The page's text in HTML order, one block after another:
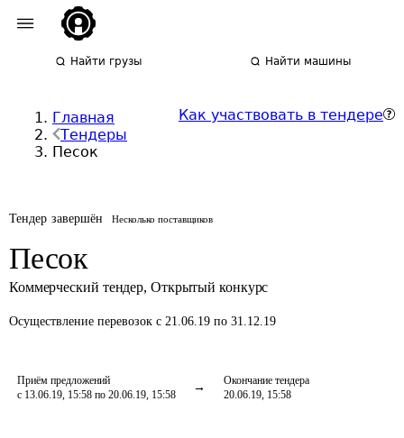
Найти грузы Найти машины
Главная
Тендеры
Песок
Как участвовать в тендере
Тендер завершён Несколько поставщиков
Песок
Коммерческий тендер, Открытый конкурс
Осуществление перевозок с 21.06.19 по 31.12.19
Приём предложений
с 13.06.19, 15:58 по 20.06.19, 15:58
Окончание тендера
20.06.19, 15:58